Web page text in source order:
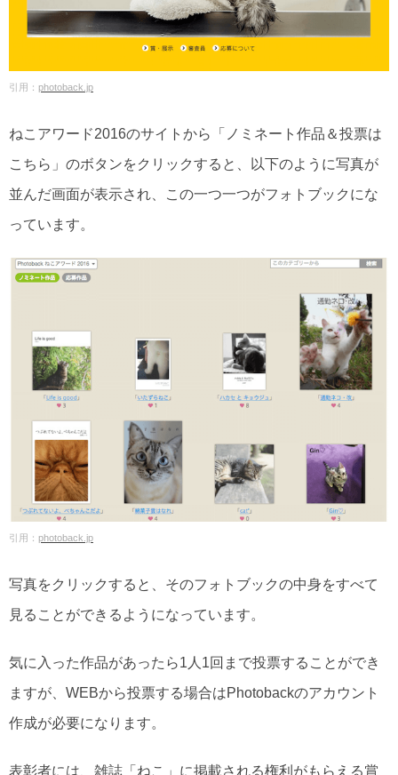
引用： photoback.jp
ねこアワード2016のサイトから「ノミネート作品＆投票は
こちら」のボタンをクリックすると、以下のように写真が
並んだ画面が表示され、この一つ一つがフォトブックにな
っています。
引用： photoback.jp
写真をクリックすると、そのフォトブックの中身をすべて
見ることができるようになっています。
気に入った作品があったら1人1回まで投票することができ
ますが、WEBから投票する場合はPhotobackのアカウント
作成が必要になります。
表彰者には、雑誌「ねこ」に掲載される権利がもらえる賞